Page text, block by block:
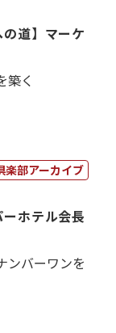
の道】マーケ
築く
楽部アーカイブ
ーホテル会長
ンバーワンを